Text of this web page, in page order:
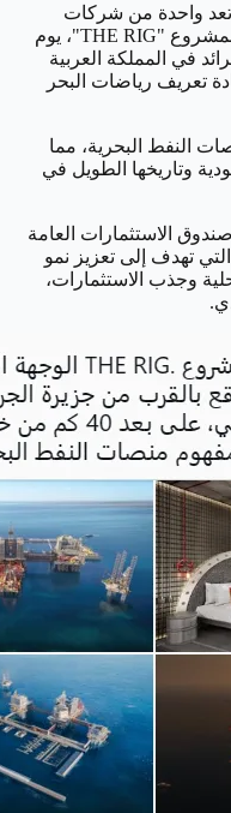
تعد واحدة من شركات
صندوق الاستثمارات العامة والمطورة لمشروع "THE RIG"، يوم
في المملكة العربية
تعريف رياضات البحر
النفط البحرية، مما
وتاريخها الطويل في
الاستثمارات العامة
المملكة العربية السعودية 2030، التي تهدف إلى تعزيز نمو
وجذب الاستثمارات،